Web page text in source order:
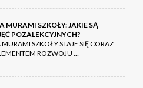
MURAMI SZKOŁY: JAKIE SĄ
POZALEKCYJNYCH?
SZKOŁY STAJE SIĘ CORAZ
ROZWOJU …